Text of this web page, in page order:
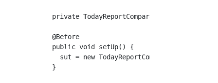
  private TodayReportComparator sut;
  @Before
  public void setUp() {
    sut = new TodayReportComparator();
  }